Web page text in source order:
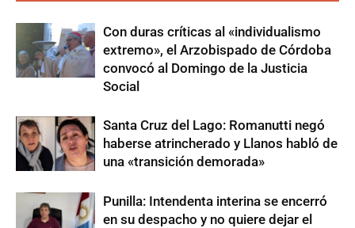
Con duras críticas al «individualismo
extremo», el Arzobispado de Córdoba
convocó al Domingo de la Justicia
Social
Santa Cruz del Lago: Romanutti negó
haberse atrincherado y Llanos habló de
una «transición demorada»
Punilla: Intendenta interina se encerró
en su despacho y no quiere dejar el